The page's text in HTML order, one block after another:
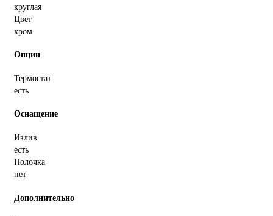
круглая
Цвет
хром
Опции
Термостат
есть
Оснащение
Излив
есть
Полочка
нет
Дополнительно